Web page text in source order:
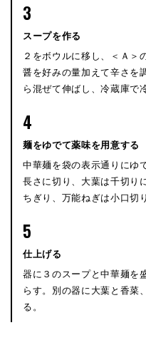
3
スープを作る
２をボウルに移し、＜Ａ＞
醤を好みの量加えて辛さを
ら混ぜて伸ばし、冷蔵庫で
4
麺をゆでて薬味を用意する
中華麺を袋の表示通りにゆ
長さに切り、大葉は千切り
ちぎり、万能ねぎは小口切
5
仕上げる
器に３のスープと中華麺を
らす。別の器に大葉と香菜
る。